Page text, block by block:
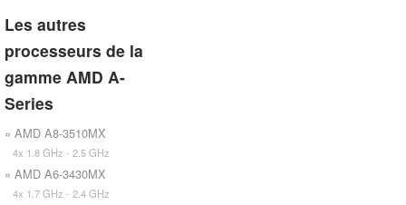
Les autres
processeurs de la
gamme AMD A-
Series
» AMD A8-3510MX
4x 1.8 GHz - 2.5 GHz
» AMD A6-3430MX
4x 1.7 GHz - 2.4 GHz